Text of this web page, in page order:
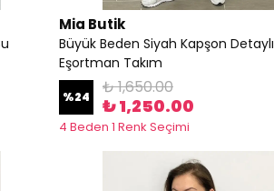
Mia Butik
Büyük Beden Siyah Kapşon Detaylı
Eşortman Takım
%24 ₺ 1,650.00
₺ 1,250.00
4 Beden 1 Renk Seçimi